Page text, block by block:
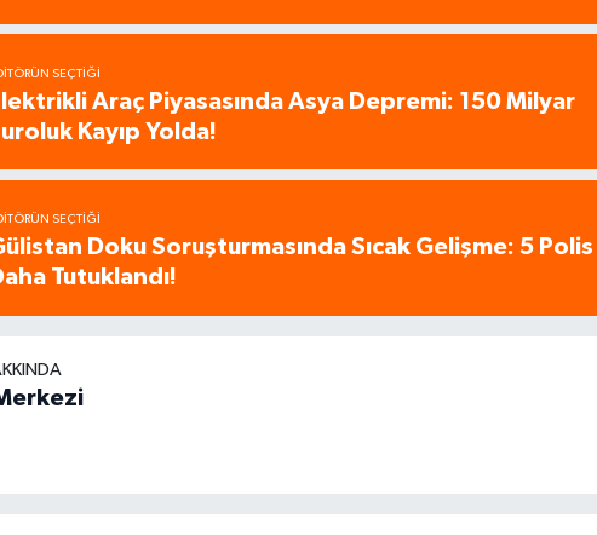
SEÇTIĞI
Araç Piyasasında Asya Depremi: 150 Milyar
Kayıp Yolda!
SEÇTIĞI
Doku Soruşturmasında Sıcak Gelişme: 5 Polis
Tutuklandı!